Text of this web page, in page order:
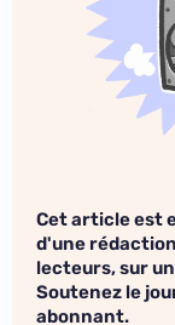
Cet article est
d'une
lecteurs, sur
Soutenez le
abonnant.